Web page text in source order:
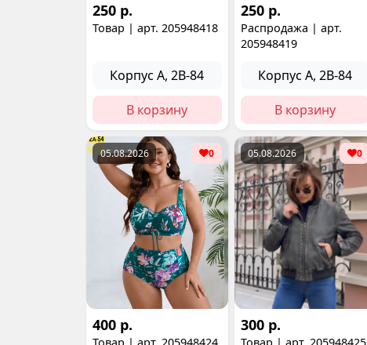
250 р.
Товар | арт. 205948418
Корпус А, 2В-84
В корзину
250 р.
Распродажа | арт.
205948419
Корпус А, 2В-84
В корзину
05.08.2026 0
400 р.
05.08.2026 0
300 р.